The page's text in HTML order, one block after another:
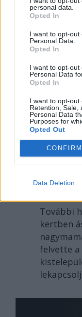
personal data.
Opted In
I want to opt-out
Personal Data.
Opted In
I want to opt-
Personal Data
Opted In
I want to opt-out
Retention, Sale,
Personal Data
Purposes for
Opted Out
CONFIRM
Data Deletion
2026.
Mégis
az
eurót
További
kertben
felvette a